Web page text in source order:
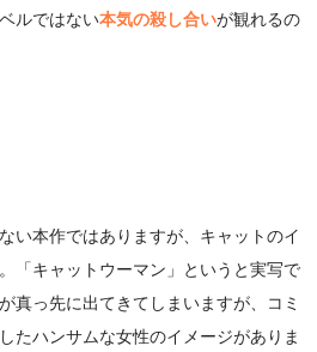
ルではない本気の殺し合いが観れるの
い本作ではありますが、キャットのイ
「キャットウーマン」というと実写で
真っ先に出てきてしまいますが、コミ
たハンサムな女性のイメージがありま